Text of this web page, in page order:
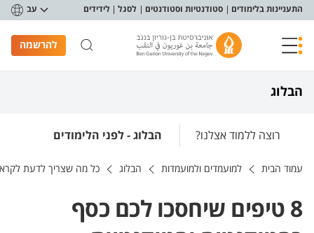
תפריט נגישות
התעניינות בלימודים סטודנטיות וסטודנטים לסגל לידידים עב
להרשמה
הבלוג
רוצה ללמוד אצלנו? הבלוג - לפני הלימודים
עמוד הבית למועמדים ולמועמדות הבלוג כל מה שצריך לדעת
8 טיפים שיחסכו לכם כסף